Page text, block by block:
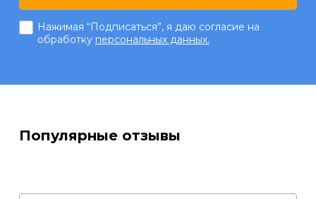
Нажимая “Подписаться”, я даю согласие на
обработку персональных данных.
Популярные отзывы